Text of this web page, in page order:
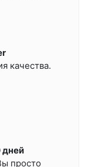
качества.
дней
просто